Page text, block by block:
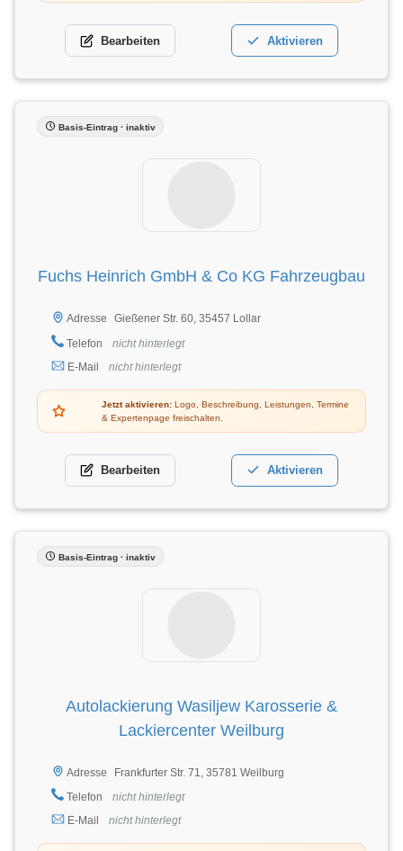
Bearbeiten Aktivieren
Basis-Eintrag · inaktiv
Fuchs Heinrich GmbH & Co KG Fahrzeugbau
Adresse
Gießener Str. 60, 35457 Lollar
Telefon
nicht hinterlegt
E-Mail
nicht hinterlegt
Jetzt aktivieren: Logo, Beschreibung, Leistungen, Termine
& Expertenpage freischalten.
Bearbeiten Aktivieren
Basis-Eintrag · inaktiv
Autolackierung Wasiljew Karosserie &
Lackiercenter Weilburg
Adresse
Frankfurter Str. 71, 35781 Weilburg
Telefon
nicht hinterlegt
E-Mail
nicht hinterlegt